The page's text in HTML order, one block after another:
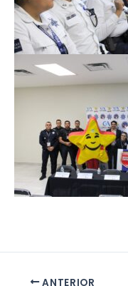
ANTERIOR